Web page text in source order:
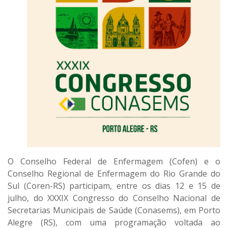
O Conselho Federal de Enfermagem (Cofen) e o
Conselho Regional de Enfermagem do Rio Grande do
Sul (Coren-RS) participam, entre os dias 12 e 15 de
julho, do XXXIX Congresso do Conselho Nacional de
Secretarias Municipais de Saúde (Conasems), em Porto
Alegre (RS), com uma programação voltada ao